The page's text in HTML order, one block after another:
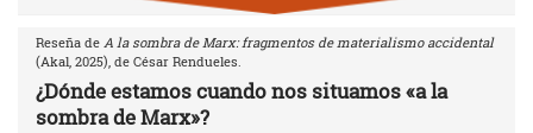
Reseña de A la sombra de Marx: fragmentos de materialismo accidental
(Akal, 2025), de César Rendueles.
¿Dónde estamos cuando nos situamos «a la
sombra de Marx»?